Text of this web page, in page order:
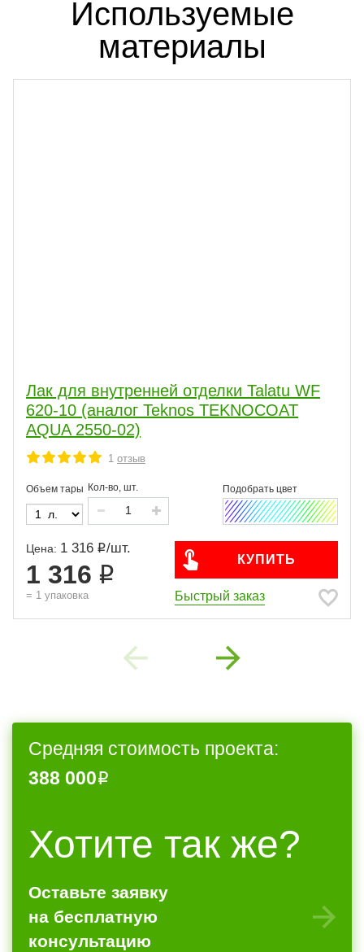
Используемые
материалы
Лак для внутренней отделки Talatu WF
620-10 (аналог Teknos TEKNOCOAT
AQUA 2550-02)
1 отзыв
Объем тары Кол-во, шт.
Цена: 1 316 /шт.
1 316
= 1 упаковка
КУПИТЬ
Быстрый заказ
Previous Next
Хотите так же?
Оставьте заявку
на бесплатную
консультацию
Средняя стоимость проекта:
388 000